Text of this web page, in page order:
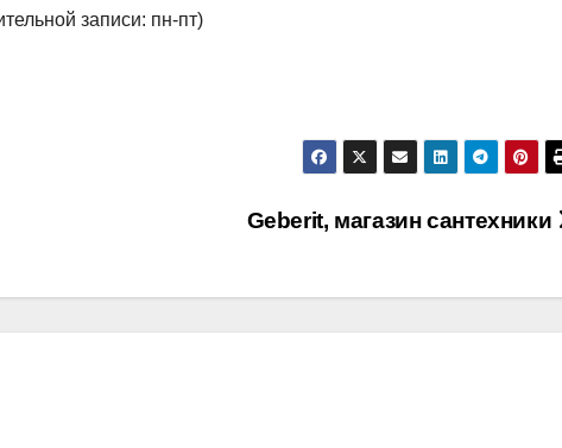
записи: пн-пт)
Geberit, магазин сантехники